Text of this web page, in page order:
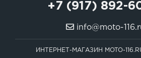
+7 (917) 892-
info@moto-
ИНТЕРНЕТ-МАГАЗИН MOTO-